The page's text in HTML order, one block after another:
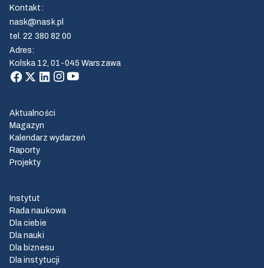
Kontakt :
nask@nask.pl
tel.22 380 82 00
Adres:
Kolska 12, 01-045 Warszawa
Aktualności
Magazyn
Kalendarz wydarzeń
Raporty
Projekty
Instytut
Rada naukowa
Dla ciebie
Dla nauki
Dla biznesu
Dla instytucji